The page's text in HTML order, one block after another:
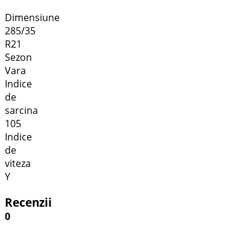
Dimensiune
285/35
R21
Sezon
Vara
Indice
de
sarcina
105
Indice
de
viteza
Y
Recenzii
0